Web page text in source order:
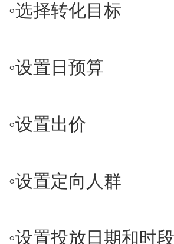
◦​选择转化目标
◦​设置日预算
◦​设置出价
◦​设置定向人群
◦​设置投放日期和时段